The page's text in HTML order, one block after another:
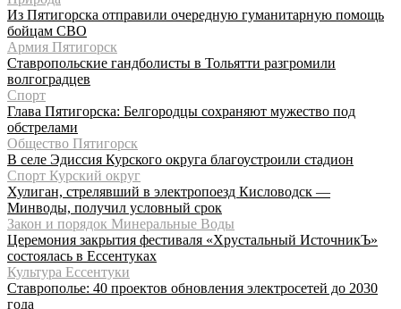
Из Пятигорска отправили очередную гуманитарную помощь
бойцам СВО
Армия Пятигорск
Ставропольские гандболисты в Тольятти разгромили
волгоградцев
Спорт
Глава Пятигорска: Белгородцы сохраняют мужество под
обстрелами
Общество Пятигорск
В селе Эдиссия Курского округа благоустроили стадион
Спорт Курский округ
Хулиган, стрелявший в электропоезд Кисловодск —
Минводы, получил условный срок
Закон и порядок Минеральные Воды
Церемония закрытия фестиваля «Хрустальный ИсточникЪ»
состоялась в Ессентуках
Культура Ессентуки
Ставрополье: 40 проектов обновления электросетей до 2030
года